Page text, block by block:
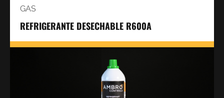
GAS
REFRIGERANTE DESECHABLE R600A